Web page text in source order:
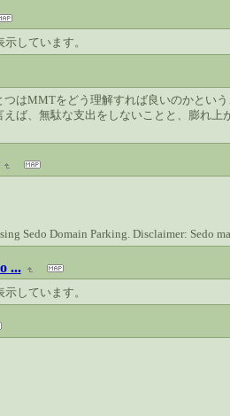
しています。
はMMTをどう理解すれば良いのかと
ば、無駄な支出をしないことと、膨れ
Sedo Domain Parking. Disclaimer: Sedo
...
しています。